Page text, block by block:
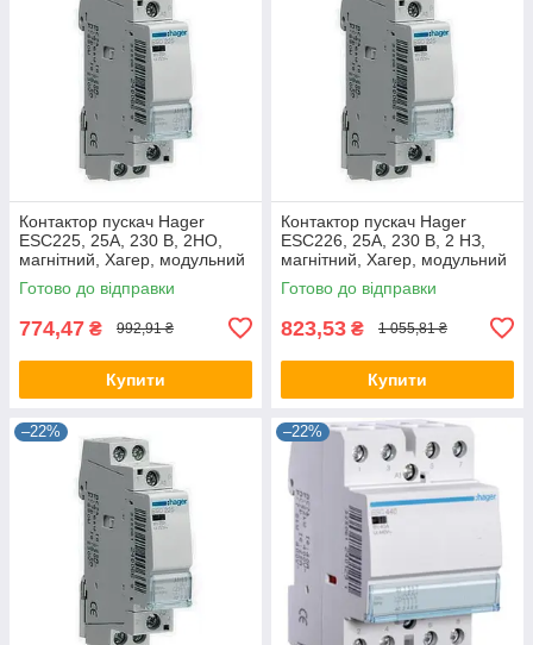
Контактор пускач Hager
ESC225, 25A, 230 В, 2НО,
магнітний, Хагер, модульний
Готово до відправки
774,47 ₴ 992,91 ₴
Купити
Контактор пускач Hager
ESC226, 25A, 230 В, 2 НЗ,
магнітний, Хагер, модульний
Готово до відправки
823,53 ₴ 1 055,81 ₴
Купити
–22% –22%